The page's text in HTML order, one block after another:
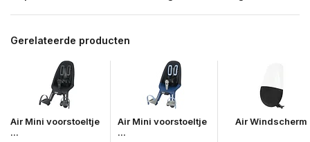
Gerelateerde producten
Air Mini voorstoeltje
...
Air Mini voorstoeltje
...
Air Windscherm